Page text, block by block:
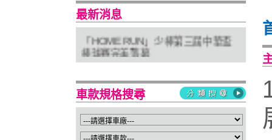
最新消息
普利司通穩馭前行 四大系列改款齊發
進化未來
「HOME RUN」少棒第三屆中華盃
棒球賽完美落幕
亞太首座 Stellantis Brand House 據
Suzuki 新北土城旗艦店盛大開幕
Isuzu屏東2S新據點開幕 強化南台灣
服務網絡
車款規格搜尋